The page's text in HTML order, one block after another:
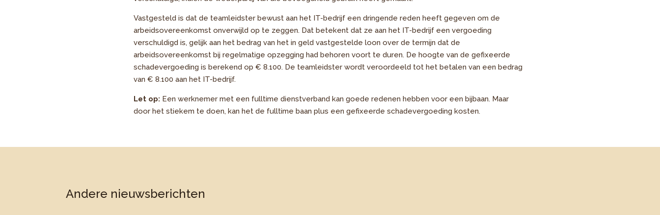
Vastgesteld is dat de teamleidster bewust aan het IT-bedrijf een dringende reden heeft gegeven om de
arbeidsovereenkomst onverwijld op te zeggen. Dat betekent dat ze aan het IT-bedrijf een vergoeding
verschuldigd is, gelijk aan het bedrag van het in geld vastgestelde loon over de termijn dat de
arbeidsovereenkomst bij regelmatige opzegging had behoren voort te duren. De hoogte van de gefixeerde
schadevergoeding is berekend op € 8.100. De teamleidster wordt veroordeeld tot het betalen van een bedrag
van € 8.100 aan het IT-bedrijf.
Let op: Een werknemer met een fulltime dienstverband kan goede redenen hebben voor een bijbaan. Maar
door het stiekem te doen, kan het de fulltime baan plus een gefixeerde schadevergoeding kosten.
Andere nieuwsberichten